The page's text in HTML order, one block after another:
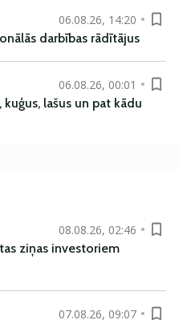
06.08.26, 14:20
darbības rādītājus
06.08.26, 00:01
lašus un pat kādu
08.08.26, 02:46
ziņas investoriem
07.08.26, 09:07